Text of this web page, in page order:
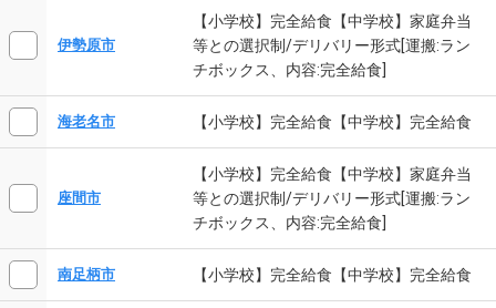
伊勢原市
【小学校】完全給食【中学校】家庭弁当
等との選択制/デリバリー形式[運搬:ラン
チボックス、内容:完全給食]
海老名市 【小学校】完全給食【中学校】完全給食
座間市
【小学校】完全給食【中学校】家庭弁当
等との選択制/デリバリー形式[運搬:ラン
チボックス、内容:完全給食]
南足柄市 【小学校】完全給食【中学校】完全給食